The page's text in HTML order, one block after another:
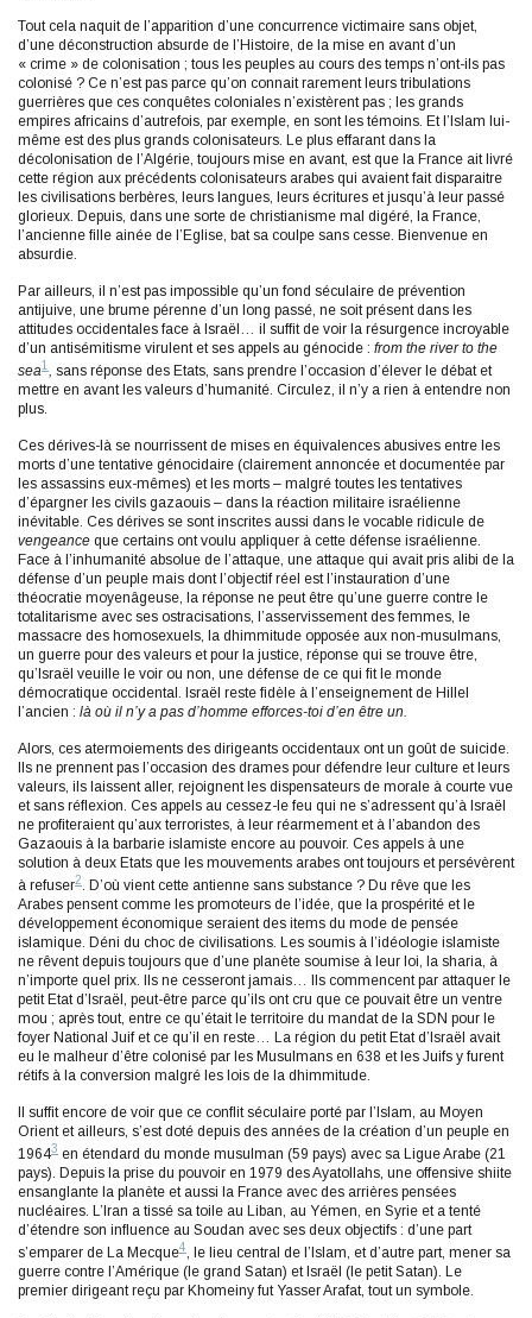
Tout cela naquit de l’apparition d’une concurrence victimaire sans objet,
d’une déconstruction absurde de l’Histoire, de la mise en avant d’un
« crime » de colonisation ; tous les peuples au cours des temps n’ont-ils pas
colonisé ? Ce n’est pas parce qu’on connait rarement leurs tribulations
guerrières que ces conquêtes coloniales n’existèrent pas ; les grands
empires africains d’autrefois, par exemple, en sont les témoins. Et l’Islam lui-
même est des plus grands colonisateurs. Le plus effarant dans la
décolonisation de l’Algérie, toujours mise en avant, est que la France ait livré
cette région aux précédents colonisateurs arabes qui avaient fait disparaitre
les civilisations berbères, leurs langues, leurs écritures et jusqu’à leur passé
glorieux. Depuis, dans une sorte de christianisme mal digéré, la France,
l’ancienne fille ainée de l’Eglise, bat sa coulpe sans cesse. Bienvenue en
absurdie.
Par ailleurs, il n’est pas impossible qu’un fond séculaire de prévention
antijuive, une brume pérenne d’un long passé, ne soit présent dans les
attitudes occidentales face à Israël… il suffit de voir la résurgence incroyable
d’un antisémitisme virulent et ses appels au génocide : from the river to the
sea1, sans réponse des Etats, sans prendre l’occasion d’élever le débat et
mettre en avant les valeurs d’humanité. Circulez, il n’y a rien à entendre non
plus.
Ces dérives-là se nourrissent de mises en équivalences abusives entre les
morts d’une tentative génocidaire (clairement annoncée et documentée par
les assassins eux-mêmes) et les morts – malgré toutes les tentatives
d’épargner les civils gazaouis – dans la réaction militaire israélienne
inévitable. Ces dérives se sont inscrites aussi dans le vocable ridicule de
vengeance que certains ont voulu appliquer à cette défense israélienne.
Face à l’inhumanité absolue de l’attaque, une attaque qui avait pris alibi de la
défense d’un peuple mais dont l’objectif réel est l’instauration d’une
théocratie moyenâgeuse, la réponse ne peut être qu’une guerre contre le
totalitarisme avec ses ostracisations, l’asservissement des femmes, le
massacre des homosexuels, la dhimmitude opposée aux non-musulmans,
un guerre pour des valeurs et pour la justice, réponse qui se trouve être,
qu’Israël veuille le voir ou non, une défense de ce qui fit le monde
démocratique occidental. Israël reste fidèle à l’enseignement de Hillel
l’ancien : là où il n’y a pas d’homme efforces-toi d’en être un.
Alors, ces atermoiements des dirigeants occidentaux ont un goût de suicide.
Ils ne prennent pas l’occasion des drames pour défendre leur culture et leurs
valeurs, ils laissent aller, rejoignent les dispensateurs de morale à courte vue
et sans réflexion. Ces appels au cessez-le feu qui ne s’adressent qu’à Israël
ne profiteraient qu’aux terroristes, à leur réarmement et à l’abandon des
Gazaouis à la barbarie islamiste encore au pouvoir. Ces appels à une
solution à deux Etats que les mouvements arabes ont toujours et persévèrent
à refuser2. D’où vient cette antienne sans substance ? Du rêve que les
Arabes pensent comme les promoteurs de l’idée, que la prospérité et le
développement économique seraient des items du mode de pensée
islamique. Déni du choc de civilisations. Les soumis à l’idéologie islamiste
ne rêvent depuis toujours que d’une planète soumise à leur loi, la sharia, à
n’importe quel prix. Ils ne cesseront jamais… Ils commencent par attaquer le
petit Etat d’Israël, peut-être parce qu’ils ont cru que ce pouvait être un ventre
mou ; après tout, entre ce qu’était le territoire du mandat de la SDN pour le
foyer National Juif et ce qu’il en reste… La région du petit Etat d’Israël avait
eu le malheur d’être colonisé par les Musulmans en 638 et les Juifs y furent
rétifs à la conversion malgré les lois de la dhimmitude.
Il suffit encore de voir que ce conflit séculaire porté par l’Islam, au Moyen
Orient et ailleurs, s’est doté depuis des années de la création d’un peuple en
19643 en étendard du monde musulman (59 pays) avec sa Ligue Arabe (21
pays). Depuis la prise du pouvoir en 1979 des Ayatollahs, une offensive shiite
ensanglante la planète et aussi la France avec des arrières pensées
nucléaires. L’Iran a tissé sa toile au Liban, au Yémen, en Syrie et a tenté
d’étendre son influence au Soudan avec ses deux objectifs : d’une part
s’emparer de La Mecque4, le lieu central de l’Islam, et d’autre part, mener sa
guerre contre l’Amérique (le grand Satan) et Israël (le petit Satan). Le
premier dirigeant reçu par Khomeiny fut Yasser Arafat, tout un symbole.